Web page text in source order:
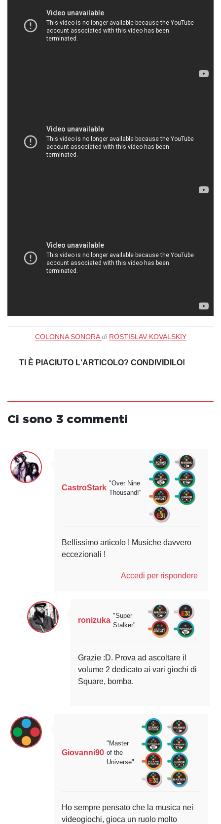
COLONNA SONORA di ROSTISLAV KOVALSKIY
TI È PIACIUTO L'ARTICOLO? CONDIVIDILO!
Ci sono 3 commenti
CastroStark
"Over Nine
Thousand!"
Bellissimo articolo ! Musiche davvero
eccezionali !
Accedi per rispondere
ronizuka
"Super
Stalker"
Grazie :D. Prova ad ascoltare il
volume 2 dedicato ai vari giochi di
Square, bomba.
Giovanni90
"Master
of the
Universe"
Ho sempre pensato che la musica nei
videogiochi, gioca un ruolo molto